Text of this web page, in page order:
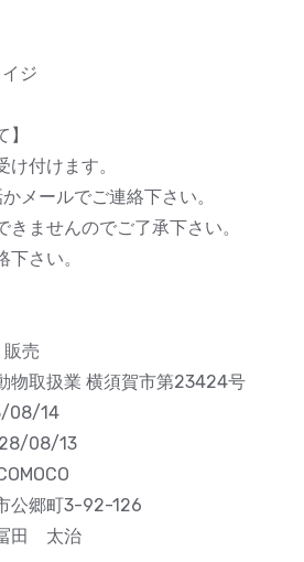
ジ
け付けます。
メールでご連絡下さい。
ませんのでご了承下さい。
さい。
売
物取扱業 横須賀市第23424号
08/14
08/13
公郷町3-92-126
田 太治